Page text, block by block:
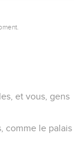
et vous, gens
comme le palais